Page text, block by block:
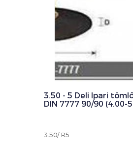
3.50 - 5 Deli Ipari
DIN 7777 90/90 (4.00-
3.50/ R5